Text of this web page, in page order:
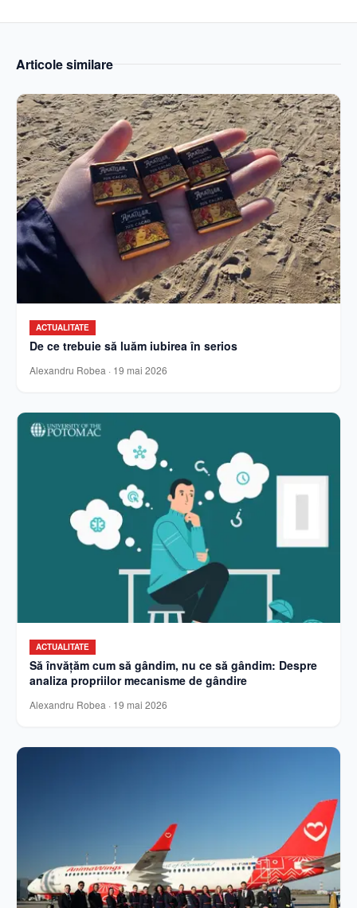
Articole similare
ACTUALITATE
De ce trebuie să luăm iubirea în serios
Alexandru Robea · 19 mai 2026
ACTUALITATE
Să învățăm cum să gândim, nu ce să gândim: Despre
analiza propriilor mecanisme de gândire
Alexandru Robea · 19 mai 2026